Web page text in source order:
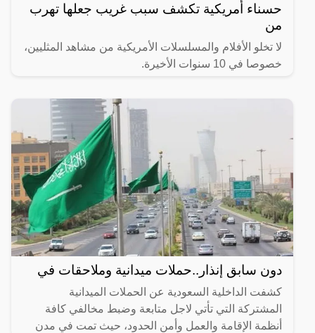
حسناء أمريكية تكشف سبب غريب جعلها تهرب
من
لا تخلو الأفلام والمسلسلات الأمريكية من مشاهد المثليين،
خصوصا في 10 سنوات الأخيرة.
دون سابق إنذار..حملات ميدانية وملاحقات في
كشفت الداخلية السعودية عن الحملات الميدانية
المشتركة التي تأتي لاجل متابعة وضبط مخالفي كافة
أنظمة الإقامة والعمل وأمن الحدود، حيث تمت في مدن